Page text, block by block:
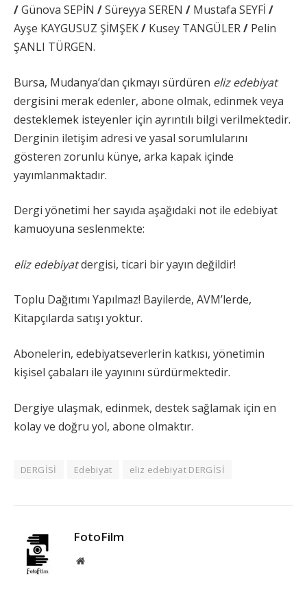
/Günova SEPİN /Süreyya SEREN / Mustafa SEYFİ /
Ayşe KAYGUSUZ ŞİMŞEK/ Kusey TANGÜLER/ Pelin
ŞANLI TÜRGEN.
Bursa, Mudanya’dan çıkmayı sürdüren eliz edebiyat
dergisini merak edenler, abone olmak, edinmek veya
desteklemek isteyenler için ayrıntılı bilgi verilmektedir.
Derginin iletişim adresi ve yasal sorumlularını
gösteren zorunlu künye, arka kapak içinde
yayımlanmaktadır.
Dergi yönetimi her sayıda aşağıdaki not ile edebiyat
kamuoyuna seslenmekte:
eliz edebiyatdergisi, ticari bir yayın değildir!
Toplu Dağıtımı Yapılmaz! Bayilerde, AVM’lerde,
Kitapçılarda satışı yoktur.
Abonelerin, edebiyatseverlerin katkısı, yönetimin
kişisel çabaları ile yayınını sürdürmektedir.
Dergiye ulaşmak, edinmek, destek sağlamak için en
kolay ve doğru yol, abone olmaktır.
DERGİSİ Edebiyat eliz edebiyat DERGİSİ
FotoFilm
Website